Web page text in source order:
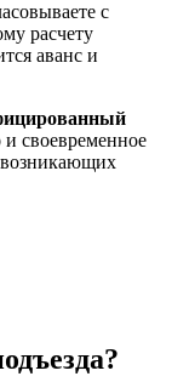
с
расчету
аванс и
и своевременное
возникающих